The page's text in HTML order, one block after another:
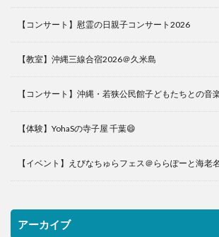
【コンサート】慰霊の日親子コンサート2026
【教室】沖縄三線合宿2026＠久米島
【コンサート】沖縄・若狭公民館子どもたちとの音
【体験】YohaSの寺子屋 千葉😄
【イベント】えびなちゅらフェス＠ららぽーと海老名
アーカイブ